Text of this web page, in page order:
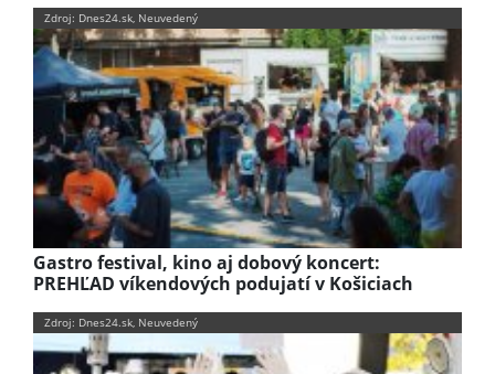
Zdroj: Dnes24.sk, Neuvedený
Gastro festival, kino aj dobový koncert:
PREHĽAD víkendových podujatí v Košiciach
Zdroj: Dnes24.sk, Neuvedený